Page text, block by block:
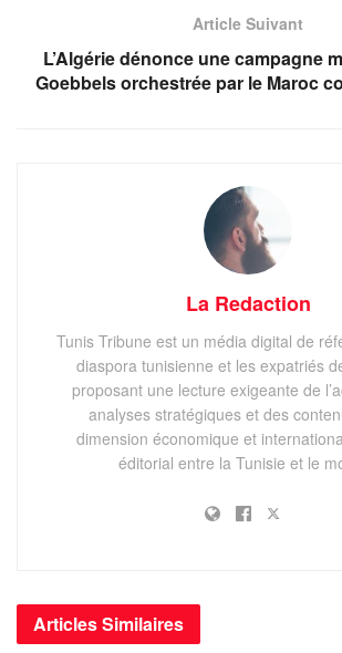
« biens mal acquis » au détriment de la
Constitutionnelle
Crise de Civitavecchia : La CTN et le
CHARGER PLUS
Les pluies intenses
Les pluies intenses qui accompagnent
causer des crues-éclairs dévastatrices.
fréquemment plus de 50 à 100 litres
en quelques heures. En septembre
Romaine, une commune située dans
La grêle (précipitations formées de
Article Suivant
L’Algérie dénonce une campagne
Goebbels orchestrée par le Maroc
La Redaction
Tunis Tribune est un média digital de
diaspora tunisienne et les expatriés
proposant une lecture exigeante de
analyses stratégiques et des
dimension économique et
éditorial entre la Tunisie et le
ArticlesSimilaires